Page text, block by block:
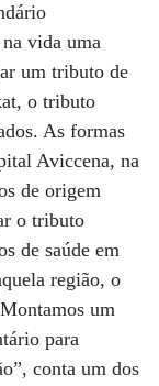
vida uma
um tributo de
o tributo
As formas
Aviccena, na
de origem
o tributo
de saúde em
região, o
um
para
conta um dos